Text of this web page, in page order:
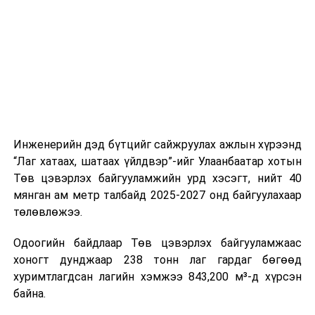
өдөр тутмын ажлын бэлэн байдлыг хангах зэрэг
практик ур чадварыг сургалтын хөтөлбөрт тусгажээ.
Сургалтыг танилцуулах лекц, асуулт-хариулт,
жишээнд суурилсан сургалт, багаар ажиллах дасгал,
танилцах, онцгой нөхцөлд ажиллах дадлага зэрэг
онол, практик хосолсон хэлбэрээр зохион байгуулж
байна.
Инженерийн дэд бүтцийг сайжруулах ажлын хүрээнд
“Лаг хатаах, шатаах үйлдвэр”-ийг Улаанбаатар хотын
Төв цэвэрлэх байгууламжийн урд хэсэгт, нийт 40
мянган ам метр талбайд 2025-2027 онд байгуулахаар
төлөвлөжээ.
Одоогийн байдлаар Төв цэвэрлэх байгууламжаас
хоногт дунджаар 238 тонн лаг гардаг бөгөөд
хуримтлагдсан лагийн хэмжээ 843,200 м³-д хүрсэн
байна.